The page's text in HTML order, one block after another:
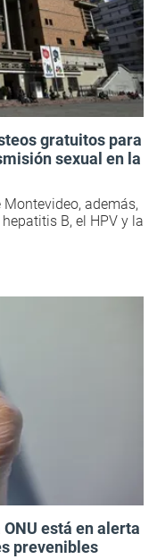
gratuitos para
sexual en la
además,
B, el HPV y la
está en alerta
prevenibles